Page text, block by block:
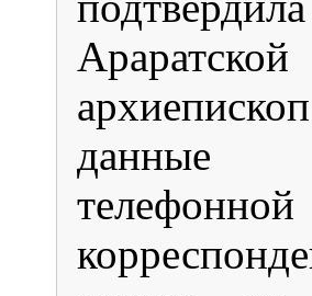
данные